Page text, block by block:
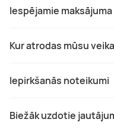
Iespējamie
Kur atrodas mūsu
Iepirkšanās noteikumi
Biežāk uzdotie